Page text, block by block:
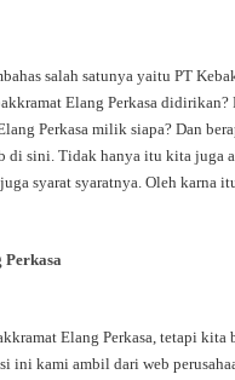
salah satunya yaitu PT
Elang Perkasa
Perkasa milik siapa? Dan
di sini. Tidak hanya itu kita juga
syarat syaratnya. Oleh karna
Elang Perkasa, tetapi kita
ini kami ambil dari web